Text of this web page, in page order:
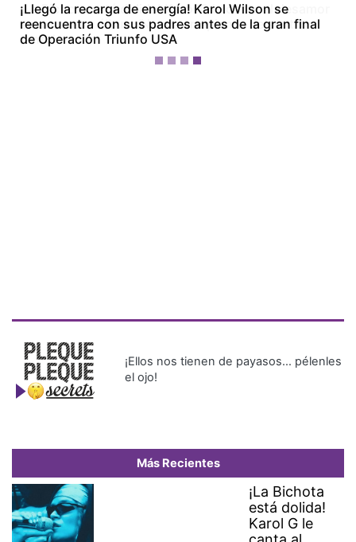
¡La Bichota está dolida! Karol G le canta al desamor
en su nuevo álbum ‘No me arrepiento de sentir
tanto’
¡Ellos nos tienen de payasos… pélenles
el ojo!
Más Recientes
¡La Bichota
está dolida!
Karol G le